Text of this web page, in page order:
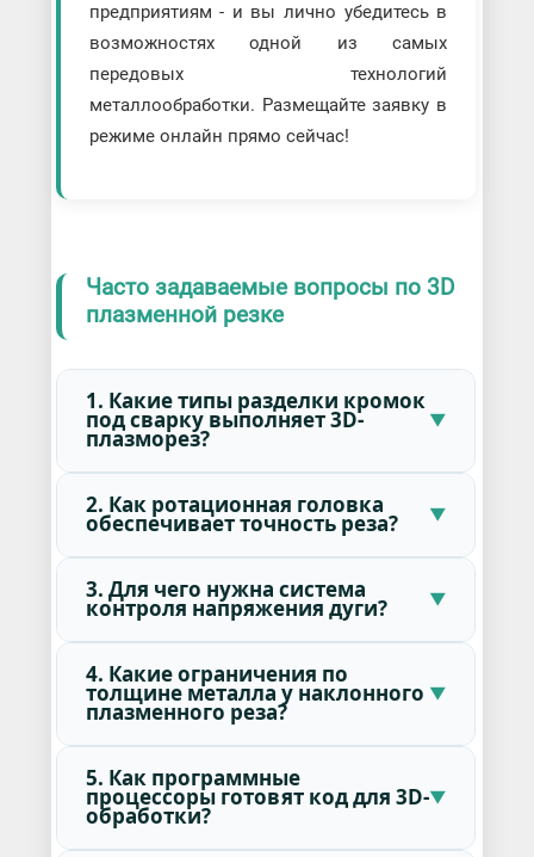
предприятиям - и вы лично убедитесь в
возможностях одной из самых
передовых технологий
металлообработки. Размещайте заявку в
режиме онлайн прямо сейчас!
Часто задаваемые вопросы по 3D
плазменной резке
1. Какие типы разделки кромок
под сварку выполняет 3D-
плазморез?
2. Как ротационная головка
обеспечивает точность реза?
3. Для чего нужна система
контроля напряжения дуги?
4. Какие ограничения по
толщине металла у наклонного
плазменного реза?
5. Как программные
процессоры готовят код для 3D-
обработки?